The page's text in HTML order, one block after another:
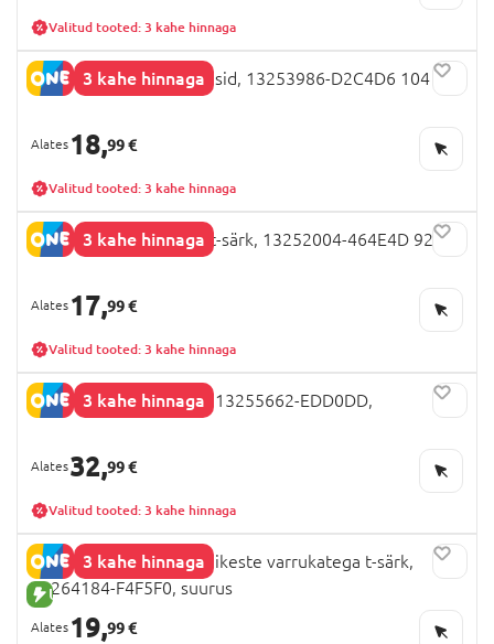
Valitud tooted: 3 kahe hinnaga
3 kahe hinnaga
NAME IT FROZEN retuusid, 13253986-D2C4D6 104 cm
18,99 €
Valitud tooted: 3 kahe hinnaga
3 kahe hinnaga
NAME IT PAW PATROL t-särk, 13252004-464E4D 92 cm
17,99 €
Valitud tooted: 3 kahe hinnaga
3 kahe hinnaga
NAME IT FROZEN kleit, 13255662-EDD0DD,
32,99 €
Valitud tooted: 3 kahe hinnaga
3 kahe hinnaga
UUS TOODE
NAME IT BRAINROT lühikeste varrukatega t-särk,
13264184-F4F5F0, suurus
19,99 €